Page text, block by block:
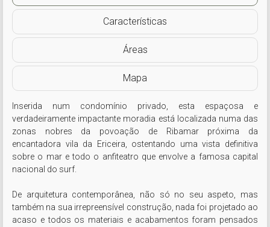
Características
Áreas
Mapa
Inserida num condomínio privado, esta espaçosa e
verdadeiramente impactante moradia está localizada numa das
zonas nobres da povoação de Ribamar próxima da
encantadora vila da Ericeira, ostentando uma vista definitiva
sobre o mar e todo o anfiteatro que envolve a famosa capital
nacional do surf.
De arquitetura contemporânea, não só no seu aspeto, mas
também na sua irrepreensível construção, nada foi projetado ao
acaso e todos os materiais e acabamentos foram pensados